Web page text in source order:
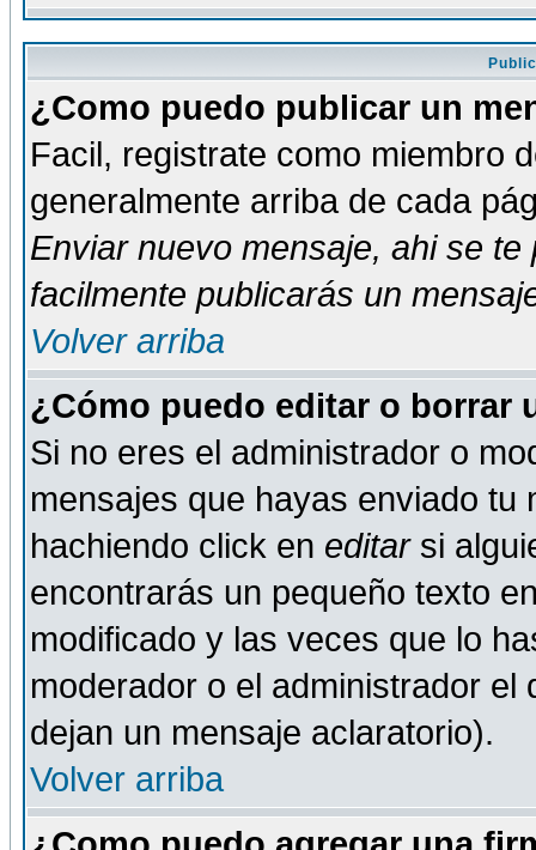
¿Como puedo publicar un
Facil, registrate como miembro
generalmente arriba de cada
Enviar nuevo mensaje, ahi se te
facilmente publicarás un
Volver arriba
¿Cómo puedo editar o borrar
Si no eres el administrador o
mensajes que hayas enviado tu
hachiendo click en editarsi
encontrarás un pequeño texto
modificado y las veces que lo
moderador o el administrador
dejan un mensaje aclaratorio).
Volver arriba